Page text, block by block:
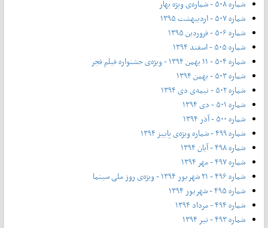
شماره ۵۰۸ - شماره‌ی ویژه بهار
شماره ۵۰۷ - اردیبهشت ۱۳۹۵
شماره ۵۰۶ - فروردین ۱۳۹۵
شماره ۵۰۵ - اسفند ۱۳۹۴
شماره ۵۰۴ - ۱۱ بهمن ۱۳۹۴ - ویژه‌ی جشنواره فیلم فجر
شماره ۵۰۳ - بهمن ۱۳۹۴
شماره ۵۰۲ - نیمه‌ی دی ۱۳۹۴
شماره ۵۰۱ - دی ۱۳۹۴
شماره ۵۰۰ - آذر ۱۳۹۴
شماره ۴۹۹ - شماره ویژه‌ی پاییز ۱۳۹۴
شماره ۴۹۸ - آبان ۱۳۹۴
شماره ۴۹۷ - مهر ۱۳۹۴
شماره ۴۹۶ - ۲۱ شهریور ۱۳۹۴ - ویژه‌ی روز ملی سینما
شماره ۴۹۵ - شهریور ۱۳۹۴
شماره ۴۹۴ - مرداد ۱۳۹۴
شماره ۴۹۳ - تیر ۱۳۹۴